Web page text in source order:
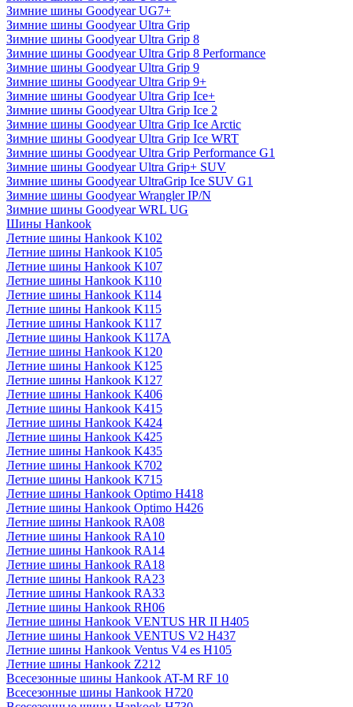
Зимние шины Goodyear UG7+
Зимние шины Goodyear Ultra Grip
Зимние шины Goodyear Ultra Grip 8
Зимние шины Goodyear Ultra Grip 8 Performance
Зимние шины Goodyear Ultra Grip 9
Зимние шины Goodyear Ultra Grip 9+
Зимние шины Goodyear Ultra Grip Ice+
Зимние шины Goodyear Ultra Grip Ice 2
Зимние шины Goodyear Ultra Grip Ice Arctic
Зимние шины Goodyear Ultra Grip Ice WRT
Зимние шины Goodyear Ultra Grip Performance G1
Зимние шины Goodyear Ultra Grip+ SUV
Зимние шины Goodyear UltraGrip Ice SUV G1
Зимние шины Goodyear Wrangler IP/N
Зимние шины Goodyear WRL UG
Шины Hankook
Летние шины Hankook K102
Летние шины Hankook K105
Летние шины Hankook K107
Летние шины Hankook K110
Летние шины Hankook K114
Летние шины Hankook K115
Летние шины Hankook K117
Летние шины Hankook K117A
Летние шины Hankook K120
Летние шины Hankook K125
Летние шины Hankook K127
Летние шины Hankook K406
Летние шины Hankook K415
Летние шины Hankook K424
Летние шины Hankook K425
Летние шины Hankook K435
Летние шины Hankook K702
Летние шины Hankook K715
Летние шины Hankook Optimo H418
Летние шины Hankook Optimo H426
Летние шины Hankook RA08
Летние шины Hankook RA10
Летние шины Hankook RA14
Летние шины Hankook RA18
Летние шины Hankook RA23
Летние шины Hankook RA33
Летние шины Hankook RH06
Летние шины Hankook VENTUS HR II H405
Летние шины Hankook VENTUS V2 H437
Летние шины Hankook Ventus V4 es H105
Летние шины Hankook Z212
Всесезонные шины Hankook AT-M RF 10
Всесезонные шины Hankook H720